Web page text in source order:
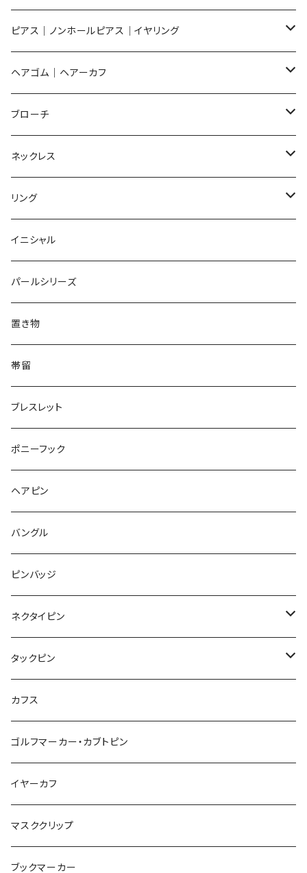
ピアス
イヤリング
ノンホールピアス
ヘアゴム
ブローチ
ネックレス
リング
ピアス｜ノンホールピアス｜イヤリング
ピアス
Flower
Dot
Square
てんとう虫
pattern
こいのぼり
マーブル
カメオ
星
鳥
ノンホールピアス
Flower
Dot
Square
Bubble
Animal
マーブル
こいのぼり
てんとう虫
鳥
食品
イヤリング
Flower
Round
鳥
Triangle
食品
ハロウィン
カモフラージュ
square
天使
リボン
ヘアゴム｜ヘアーカフ
Flower
Round
Square
てんとう虫
Animal
うさぎ
パンダ
ハムスター
レッサーパンダ
ブタ
鏡
Pattern
マーメイド
雲
月
惑星
星
唐津土
lip
フルーツ
アイスクリーム
マーブル
音楽
カメオ
ハート
モザイク
ブローチ
Flower
Animal
猫
犬
クジラ
くま
コアラ
羊
牛
カメ
イルカ
カエル
Lips
鏡
Pattern
house
bag
フルーツ
さくらんぼ
レモン
てんとう虫
野菜
雲
月
惑星
星
こいのぼり
カメラ
音楽
バイオリン
カメオ
バルーン
マーメイド
ネックレス
Flower
Animal
てんとう虫
Food
Pattern
ガラス
カメラ
リボン
ラリエット
モザイク
ハート
アルファベット
ハロウィン
紐
鳥
バルーン
マーブル
リング
Flower
Round
てんとう虫
animal
lip
フルーツ
パン
ガラス
リボン
マーブル
鳥
星
アルファベット
ハロウィン
カメオ
2トーン
イニシャル
パールシリーズ
置き物
帯留
ブレスレット
ポニーフック
ヘアピン
バングル
ピンバッジ
ネクタイピン
結び
スクエア
タックピン
結び
カフス
ゴルフマーカー・カブトピン
イヤーカフ
マスククリップ
ブックマーカー